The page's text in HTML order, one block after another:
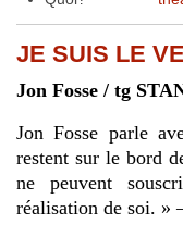
JE SUIS LE
Jon Fosse / tg
Jon Fosse parle
restent sur le bord
ne peuvent
réalisation de soi. »